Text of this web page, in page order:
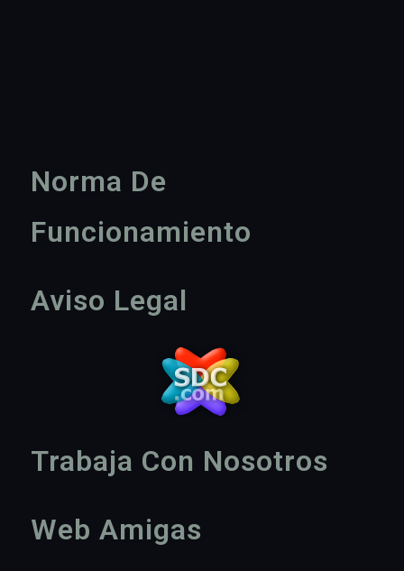
Norma De
Funcionamiento
Aviso Legal
Trabaja Con Nosotros
Web Amigas